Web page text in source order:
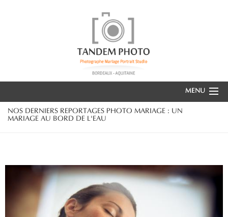
MENU
ACCUEIL
PORTRAITS
PHOTO SCOLAIRES
EVÈNEMENTIEL & CONGRÈS
NOS DERNIERS REPORTAGES PHOTO MARIAGE : UN
MARIAGE AU BORD DE L'EAU